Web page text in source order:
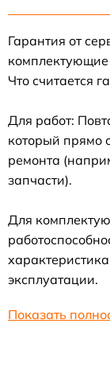
Гарантия от
Что считается
Для работ:
который прямо
ремонта
запчасти).
Для
эксплуатации.
Показать